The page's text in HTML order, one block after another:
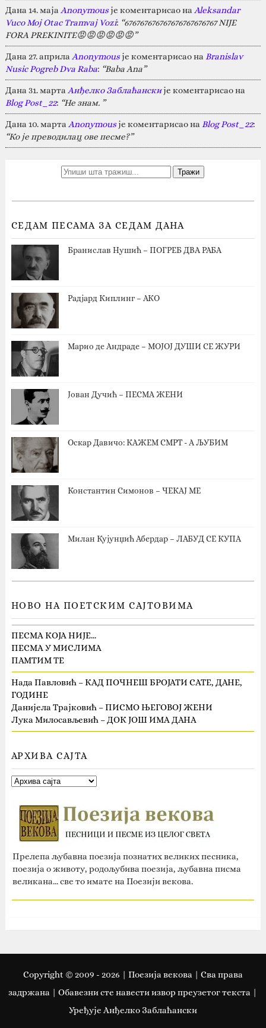
Дана 14. маја Anonymousје коментарисао на Aleksandar
Vuco Moj Otac Tramvaj Vozi: “676767676767676767676767 NIJE
FORA PREKINITE😡😡😡😡😡😡”
Дана 27. априла Anonymousје коментарисао на Branislav
Nusic Pogreb Dva Raba: “Baba Ana”
Дана 31. марта Анђелко Заблаћанскије коментарисао на
Blog Post_22: “Не знам. ”
Дана 10. марта Anonymousје коментарисао на Blog Post_22:
“Ко је преводилац ове песме?”
СЕДАМ ПЕСАМА ЗА СЕДАМ ДАНА
Бранислав Нушић – ПОГРЕБ ДВА РАБА
Радјард Киплинг – АКО
Марио де Андраде – МОЈОЈ ДУШИ СЕ ЖУРИ
Јован Дучић – ПЕСМА ЖЕНИ
Оскар Давичо‎: КАЖЕМ СМРТ - А ЉУБИМ
Константин Симонов – ЧЕКАЈ МЕ
Милан Кујунџић Абердар – ЛАБУД СЕ КУПА
НОВО НА ПОЕТСКИМ САЈТОВИМА
ПЕСМА КОЈА НИЈЕ…
ПЕСМА У МИСЛИМА
ПАМТИМ ТЕ
Нада Павловић – КАД ПОЧНЕШ БРОЈАТИ САТЕ, ДАНЕ,
ГОДИНЕ
Данијела Трајковић – ПИСМО ЊЕГОВОЈ ЖЕНИ
Лука Милосављевић – ДОК ЈОШ ИМА ДАНА
АРХИВА САЈТА
Прелепа љубавна поезија познатих великих песника,
поезија о животу, родољубива поезија, љубавна писма
великана... све то имате на Поезији векова.
Copyright © 2009 - 2026 | Поезија векова | Сва права
задржана | Oбавезни сте навести извор преузетог текста |
Уређује Анђелко Заблаћански